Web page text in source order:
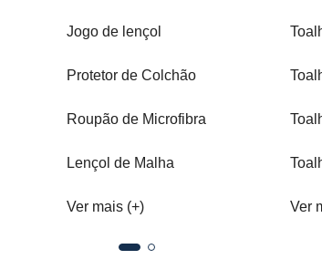
Jogo de lençol
Protetor de Colchão
Roupão de Microfibra
Lençol de Malha
Ver mais (+) Ver